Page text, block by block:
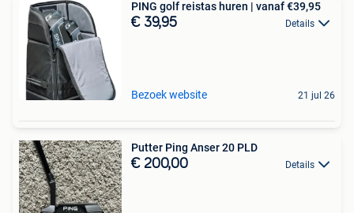
PING golf reistas huren | vanaf €39,95
€ 39,95 Details
Bezoek website 21 jul 26
Putter Ping Anser 20 PLD
€ 200,00 Details